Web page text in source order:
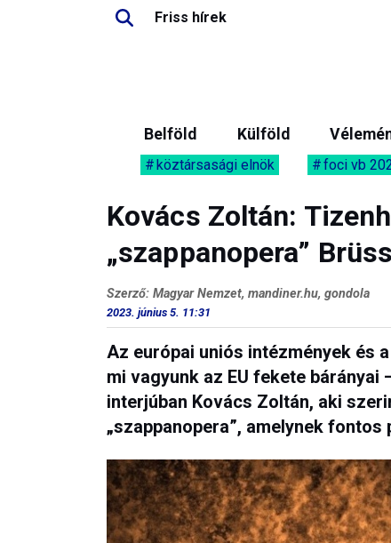
Friss hírek
Belföld Külföld
köztársasági elnök foci vb
Kovács Zoltán:
„szappanopera”
Szerző: Magyar Nemzet, mandiner.hu, gondola
2023. június 5. 11:31
Az európai uniós intézmények és
mi vagyunk az EU fekete
interjúban Kovács Zoltán, aki
„szappanopera”, amelynek